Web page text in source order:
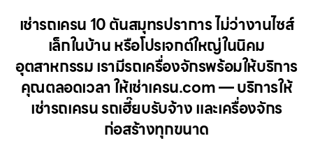
เช่ารถเครน 10 ตันสมุทรปราการ ไม่ว่างานไซส์
เล็กในบ้าน หรือโปรเจกต์ใหญ่ในนิคม
อุตสาหกรรม เรามีรถเครื่องจักรพร้อมให้บริการ
คุณตลอดเวลา ให้เช่าเครน.com — บริการให้
เช่ารถเครน รถเฮี๊ยบรับจ้าง และเครื่องจักร
ก่อสร้างทุกขนาด